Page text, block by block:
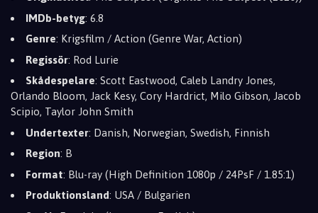
IMDb-betyg: 6.8
Genre: Krigsfilm / Action (Genre War, Action)
Regissör: Rod Lurie
Skådespelare: Scott Eastwood, Caleb Landry Jones,
Orlando Bloom, Jack Kesy, Cory Hardrict, Milo Gibson, Jacob
Scipio, Taylor John Smith
Undertexter: Danish, Norwegian, Swedish, Finnish
Region: B
Format: Blu-ray (High Definition 1080p / 24PsF / 1.85:1)
Produktionsland: USA / Bulgarien